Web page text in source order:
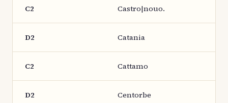
C2 Castro|nouo.
D2 Catania
C2 Cattamo
D2 Centorbe